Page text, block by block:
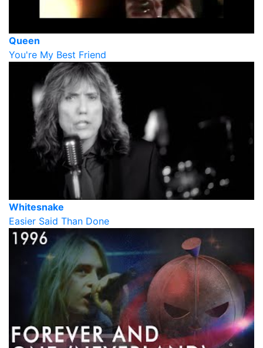
Queen
You're My Best Friend
Whitesnake
Easier Said Than Done